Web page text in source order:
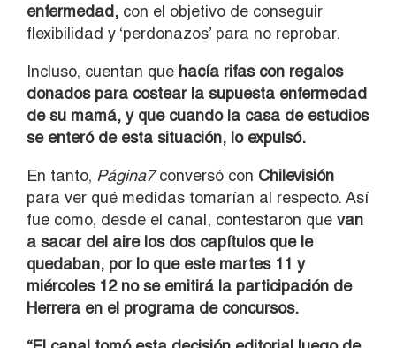
enfermedad, con el objetivo de conseguir
flexibilidad y ‘perdonazos’ para no reprobar.
Incluso, cuentan que hacía rifas con regalos
donados para costear la supuesta enfermedad
de su mamá, y que cuando la casa de estudios
se enteró de esta situación, lo expulsó.
En tanto, Página7conversó con Chilevisión
para ver qué medidas tomarían al respecto. Así
fue como, desde el canal, contestaron que van
a sacar del aire los dos capítulos que le
quedaban, por lo que este martes 11 y
miércoles 12 no se emitirá la participación de
Herrera en el programa de concursos.